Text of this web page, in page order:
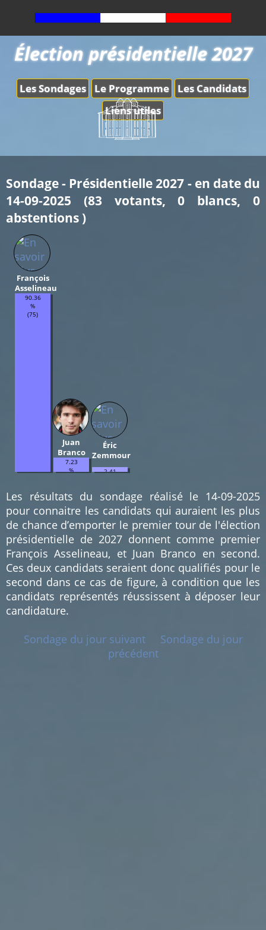
Les Sondages Le Programme
Les Candidats
Liens utiles
Élection présidentielle 2027
Sondage - Présidentielle 2027 - en date du
14-09-2025 (83 votants, 0 blancs, 0
abstentions )
François
Asselineau
90.36
%
(75)
Juan
Branco
7.23
%
Éric
Zemmour
2.41
Les résultats du sondage réalisé le 14-09-2025
pour connaitre les candidats qui auraient les plus
de chance d’emporter le premier tour de l'élection
présidentielle de 2027 donnent comme premier
François Asselineau, et Juan Branco en second.
Ces deux candidats seraient donc qualifiés pour le
second dans ce cas de figure, à condition que les
candidats représentés réussissent à déposer leur
candidature.
Sondage du jour suivant
Sondage du jour
précédent